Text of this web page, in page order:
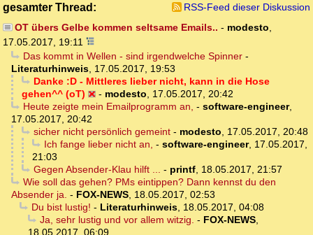
gesamter Thread:
RSS-Feed dieser Diskussion
OT übers Gelbe kommen seltsame Emails.. - modesto,
17.05.2017, 19:11
Das kommt in Wellen - sind irgendwelche Spinner-
Literaturhinweis, 17.05.2017, 19:53
Danke :D - Mittleres lieber nicht, kann in die Hose
gehen^^ (oT)
- modesto, 17.05.2017, 20:42
Heute zeigte mein Emailprogramm an, - software-engineer,
17.05.2017, 20:42
sicher nicht persönlich gemeint- modesto, 17.05.2017, 20:48
Ich fange lieber nicht an, - software-engineer, 17.05.2017,
21:03
Gegen Absender-Klau hilft ... - printf, 18.05.2017, 21:57
Wie soll das gehen? PMs eintippen? Dann kennst du den
Absender ja. - FOX-NEWS, 18.05.2017, 02:53
Du bist lustig! - Literaturhinweis, 18.05.2017, 04:08
Ja, sehr lustig und vor allem witzig. - FOX-NEWS,
18.05.2017, 06:09